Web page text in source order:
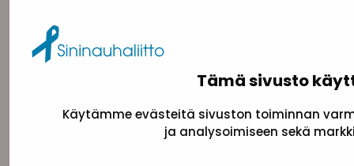
Tämä sivusto
Käytämme evästeitä sivuston toiminnan
ja analysoimiseen sekä
toimisto@sininauha.fi